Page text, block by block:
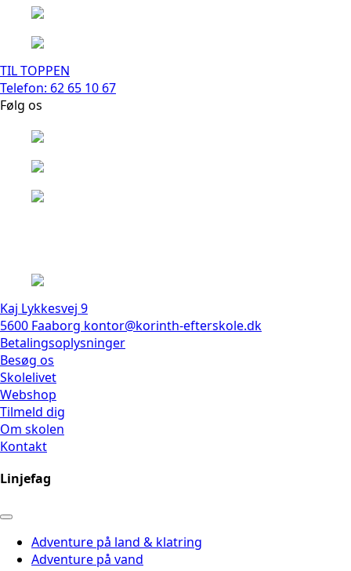
TIL TOPPEN
Telefon: 62 65 10 67
Følg os
Kaj Lykkesvej 9
5600 Faaborg kontor@korinth-efterskole.dk
Betalingsoplysninger
Besøg os
Skolelivet
Webshop
Tilmeld dig
Om skolen
Kontakt
Linjefag
Adventure på land & klatring
Adventure på vand